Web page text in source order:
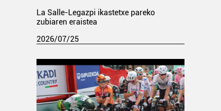
La Salle-Legazpi ikastetxe pareko
zubiaren eraistea
2026/07/25